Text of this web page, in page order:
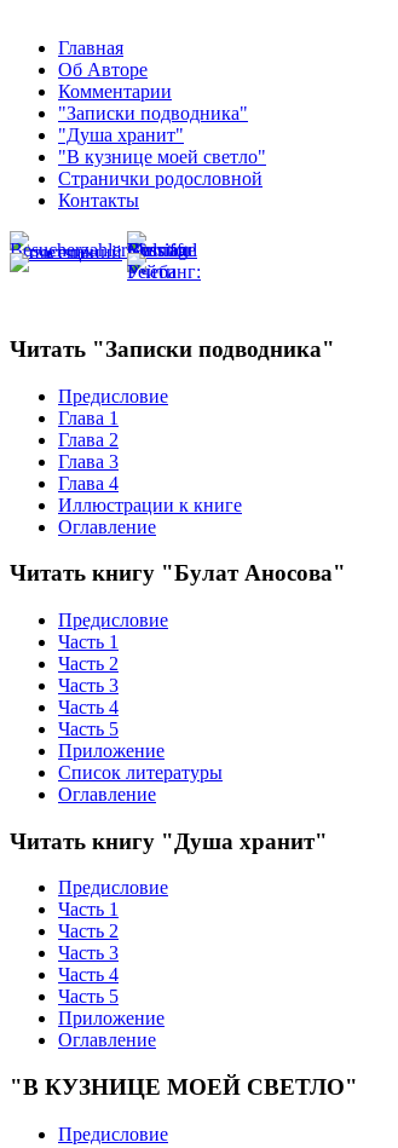
Главная
Об Авторе
Комментарии
"Записки подводника"
"Душа хранит"
"В кузнице моей светло"
Странички родословной
Контакты
Читать "Записки подводника"
Предисловие
Глава 1
Глава 2
Глава 3
Глава 4
Иллюстрации к книге
Оглавление
Читать книгу "Булат Аносова"
Предисловие
Часть 1
Часть 2
Часть 3
Часть 4
Часть 5
Приложение
Список литературы
Оглавление
Читать книгу "Душа хранит"
Предисловие
Часть 1
Часть 2
Часть 3
Часть 4
Часть 5
Приложение
Оглавление
"В КУЗНИЦЕ МОЕЙ СВЕТЛО"
Предисловие